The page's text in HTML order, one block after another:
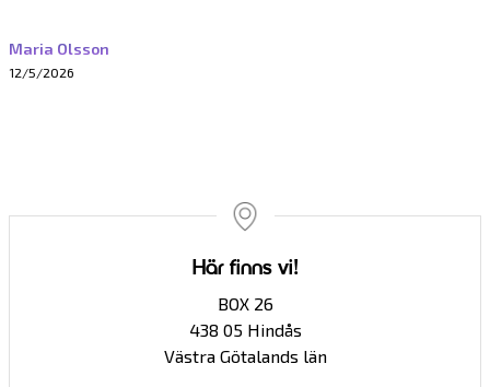
Maria Olsson
12/5/2026
Här finns vi!
BOX 26
438 05 Hindås
Västra Götalands län